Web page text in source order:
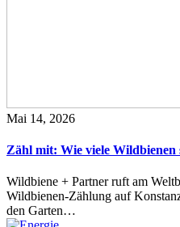
Mai 14, 2026
Zähl mit: Wie viele Wildbienen
Wildbiene + Partner ruft am
Wildbienen-Zählung auf
den Garten…